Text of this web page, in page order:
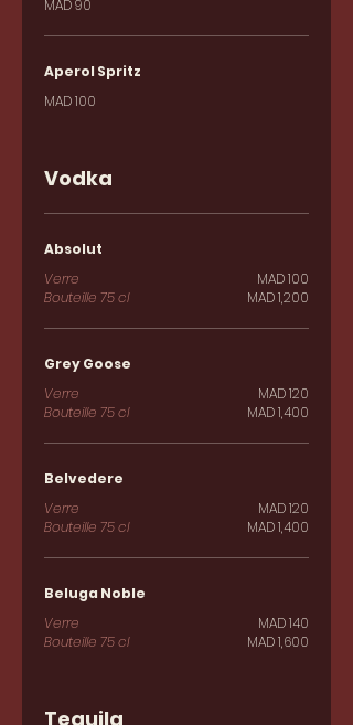
MAD 90
Aperol Spritz
MAD 100
Vodka
Absolut
Verre
MAD 100
Bouteille 75 cl
MAD 1,200
Grey Goose
Verre
MAD 120
Bouteille 75 cl
MAD 1,400
Belvedere
Verre
MAD 120
Bouteille 75 cl
MAD 1,400
Beluga Noble
Verre
MAD 140
Bouteille 75 cl
MAD 1,600
Tequila